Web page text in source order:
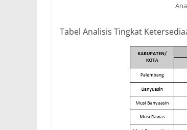
Tabel Analisis Tingkat